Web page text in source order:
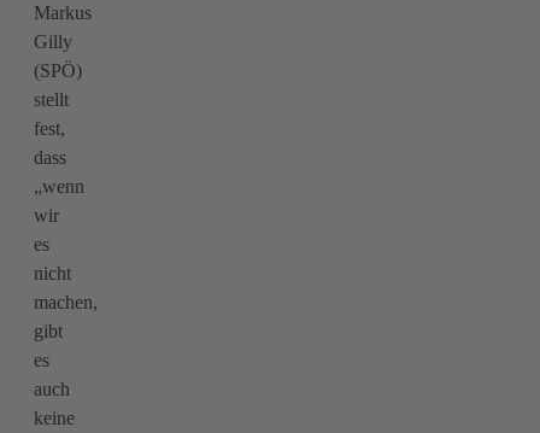
Markus
Gilly
(SPÖ)
stellt
fest,
dass
„wenn
wir
es
nicht
machen,
gibt
es
auch
keine